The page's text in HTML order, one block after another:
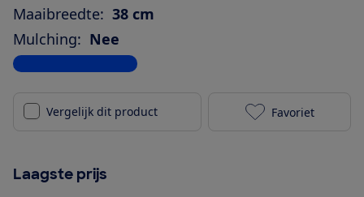
Maaibreedte: 38 cm
Mulching: Nee
Bekijk alle specificaties
Vergelijk dit product WOLF-
Favoriet
Laagste prijs